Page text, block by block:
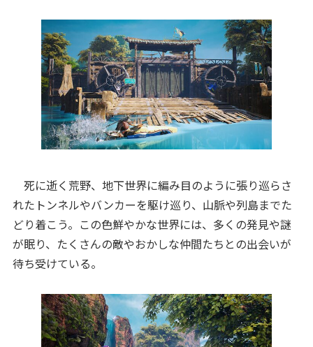
死に逝く荒野、地下世界に編み目のように張り巡らさ
れたトンネルやバンカーを駆け巡り、山脈や列島までた
どり着こう。この色鮮やかな世界には、多くの発見や謎
が眠り、たくさんの敵やおかしな仲間たちとの出会いが
待ち受けている。